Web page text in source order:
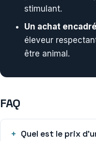
stimulant.
Un achat encadré
éleveur
être animal.
FAQ
Quel est le prix